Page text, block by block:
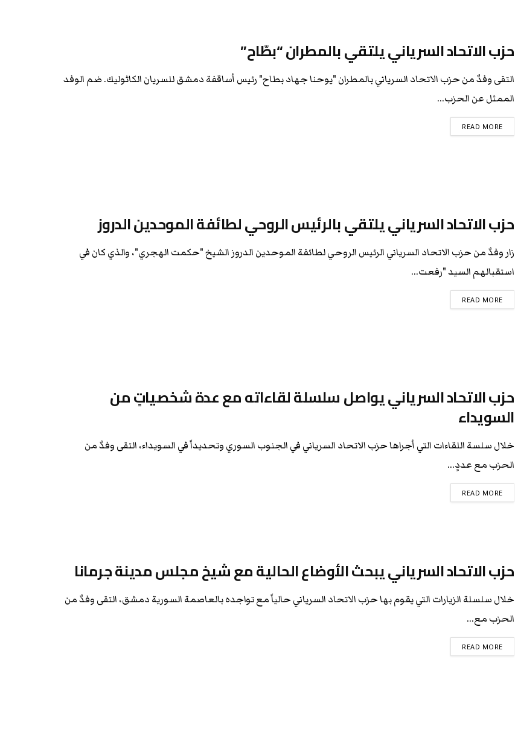
حزب الاتحاد السرياني يلتقي بالمطران “بطّاح”
التقى وفدٌ من حزب الاتحاد السرياني بالمطران "يوحنا جهاد بطاح" رئيس أساقفة دمشق للسريان الكاثوليك. ضم الوفد
الممثل عن الحزب...
READ MORE
حزب الاتحاد السرياني يلتقي بالرئيس الروحي لطائفة الموحدين الدروز
زار وفدٌ من حزب الاتحاد السرياني الرئيس الروحي لطائفة الموحدين الدروز الشيخ "حكمت الهجري"، والذي كان في
استقبالهم السيد "رفعت...
READ MORE
حزب الاتحاد السرياني يواصل سلسلة لقاءاته مع عدة شخصياتٍ من
السويداء
خلال سلسة اللقاءات التي أجراها حزب الاتحاد السرياني في الجنوب السوري وتحديداً في السويداء، التقى وفدٌ من
الحزب مع عددٍ...
READ MORE
حزب الاتحاد السرياني يبحث الأوضاع الحالية مع شيخ مجلس مدينة جرمانا
خلال سلسلة الزيارات التي يقوم بها حزب الاتحاد السرياني حالياً مع تواجده بالعاصمة السورية دمشق، التقى وفدٌ من
الحزب مع...
READ MORE